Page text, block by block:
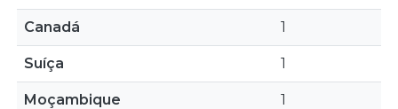
Canadá 1
Suíça 1
Moçambique 1